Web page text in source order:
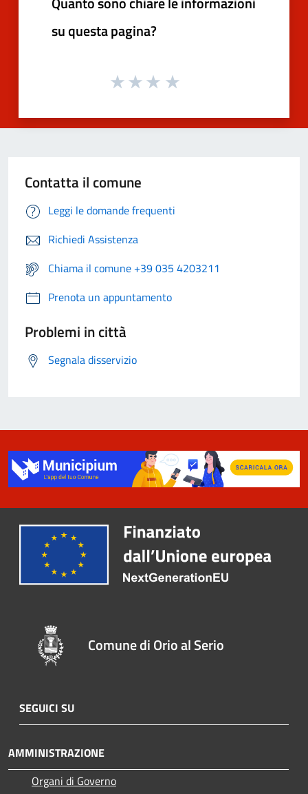
su questa pagina?
Contatta il comune
Leggi le domande frequenti
Richiedi Assistenza
Chiama il comune +39 035 4203211
Prenota un appuntamento
Problemi in città
Segnala disservizio
Comune di Orio al Serio
SEGUICI SU
AMMINISTRAZIONE
Organi di Governo